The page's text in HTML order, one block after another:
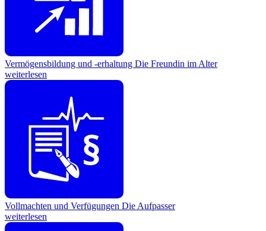
Vermögensbildung und -erhaltung Die Freundin im Alter
weiterlesen
Vollmachten und Verfügungen Die Aufpasser
weiterlesen